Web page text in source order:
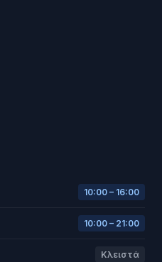
10:00 – 16:00
10:00 – 21:00
Κλειστά